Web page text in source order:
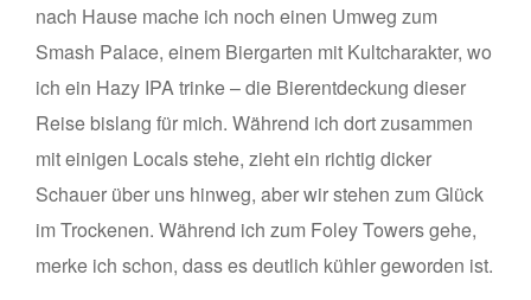
nach Hause mache ich noch einen Umweg zum
Smash Palace, einem Biergarten mit Kultcharakter, wo
ich ein Hazy IPA trinke – die Bierentdeckung dieser
Reise bislang für mich. Während ich dort zusammen
mit einigen Locals stehe, zieht ein richtig dicker
Schauer über uns hinweg, aber wir stehen zum Glück
im Trockenen. Während ich zum Foley Towers gehe,
merke ich schon, dass es deutlich kühler geworden ist.